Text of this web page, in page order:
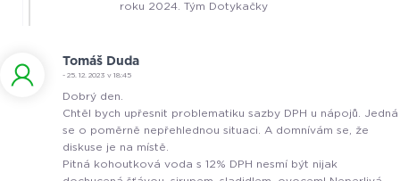
roku 2024. Tým Dotykačky
Tomáš Duda
- 25. 12. 2023 v 18:45
Dobrý den.
Chtěl bych upřesnit problematiku sazby DPH u nápojů. Jedná
se o poměrně nepřehlednou situaci. A domnívám se, že
diskuse je na místě.
Pitná kohoutková voda s 12% DPH nesmí být nijak